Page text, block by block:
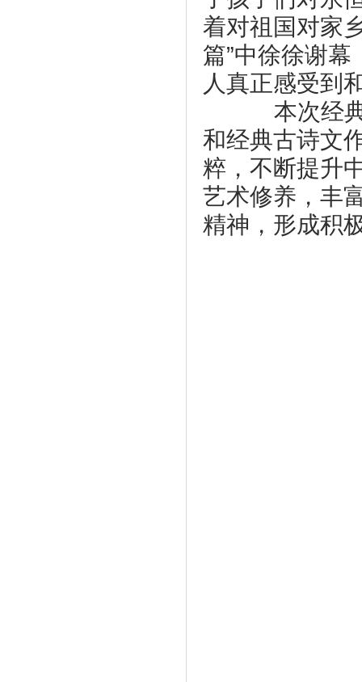
着对祖国对家
篇”中徐徐谢
人真正感受到
本次经典
和经典古诗文
粹，不断提升
艺术修养，丰
精神，形成积